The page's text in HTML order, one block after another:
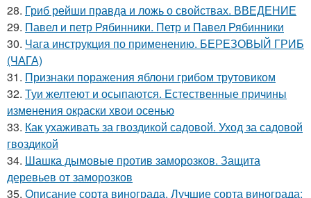
28. Гриб рейши правда и ложь о свойствах. ВВЕДЕНИЕ
29. Павел и петр Рябинники. Петр и Павел Рябинники
30. Чага инструкция по применению. БЕРЕЗОВЫЙ ГРИБ
(ЧАГА)
31. Признаки поражения яблони грибом трутовиком
32. Туи желтеют и осыпаются. Естественные причины
изменения окраски хвои осенью
33. Как ухаживать за гвоздикой садовой. Уход за садовой
гвоздикой
34. Шашка дымовые против заморозков. Защита
деревьев от заморозков
35. Описание сорта винограда. Лучшие сорта винограда: